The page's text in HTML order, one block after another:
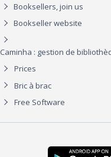
Booksellers, join us
Bookseller website
Caminha : gestion de
Prices
Bric à brac
Free Software